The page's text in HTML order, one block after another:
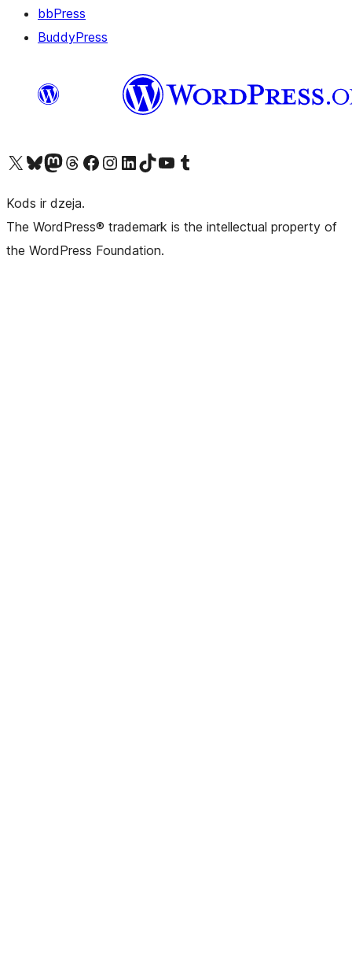
bbPress
BuddyPress
Apmeklējiet mūsu X (agrāk Twitter) kontu
Apmeklējiet mūsu Bluesky kontu
Apmeklējiet mūsu Mastodon kontu
Apmeklējiet mūsu Threads kontu
Apmeklējiet mūsu Facebook lapuApmeklējiet mūsu Instagram kontu
Apmeklējiet mūsu LinkedIn kontu
Apmeklējiet mūsu TikTok kontu
Apmeklējiet mūsu YouTube kanālu
Apmeklējiet mūsu Tumblr kontu
Kods ir dzeja.
The WordPress® trademark is the intellectual property of
the WordPress Foundation.